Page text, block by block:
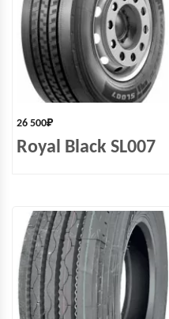
26 500₽
Royal Black SL007